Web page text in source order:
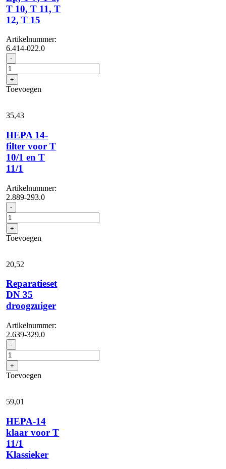
T 10, T 11, T
12, T 15
Artikelnummer:
6.414-022.0
- Filter
voor
motorbeveiliging,
1
x
T
9/1
T
7,
T
8,
T
10,
T
11,
T
15
+
Toevoegen
35,43
HEPA 14-
filter voor T
10/1 en T
11/1
Artikelnummer:
2.889-293.0
- HEPA
14-
filter
voor
T
en
T
aantal
+
Toevoegen
20,52
Reparatieset
DN 35
droogzuiger
Artikelnummer:
2.639-329.0
- Reparatieset
DN
35
droogzuiger
aantal
+
Toevoegen
59,01
HEPA-14
klaar voor T
11/1
Klassieker